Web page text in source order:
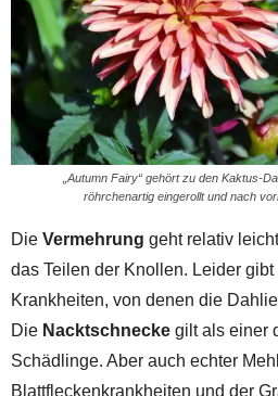
„Autumn Fairy“ gehört zu den Kaktus-
röhrchenartig eingerollt und nach
Die Vermehrung geht relativ
das Teilen der Knollen. Leider
Krankheiten, von denen die
Die Nacktschnecke gilt als einer
Schädlinge. Aber auch echter
Blattfleckenkrankheiten und der